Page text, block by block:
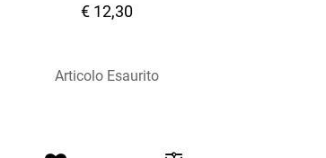
€ 12,30
Articolo Esaurito